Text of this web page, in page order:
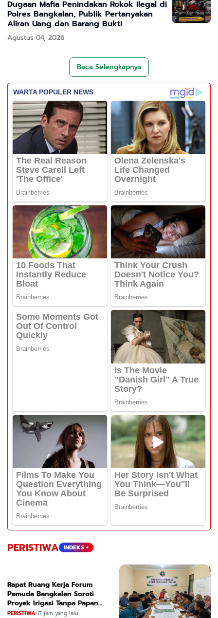
Dugaan Mafia Penindakan Rokok Ilegal di
Polres Bangkalan, Publik Pertanyakan
Aliran Uang dan Barang Bukti
Agustus 04, 2026
Baca Selengkapnya
PERISTIWA INDEKS +
Rapat Ruang Kerja Forum
Pemuda Bangkalan Soroti
Proyek Irigasi Tanpa Papan
Nama
PERISTIWA•17 jam yang lalu